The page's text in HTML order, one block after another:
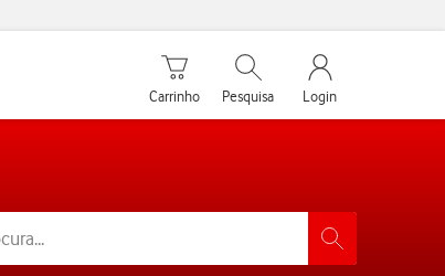
Carrinho de compras
Carrinho
Pesquisar
Pesquisa
My Vodafone
Login